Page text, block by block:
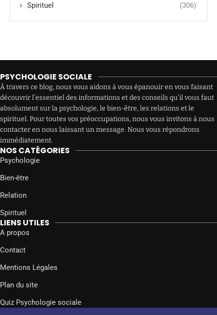
Spirituel (306)
PSYCHOLOGIE SOCIALE
À travers ce blog, nous vous aidons à vous épanouir en vous faisant
découvrir l’essentiel des informations et des conseils qu’il vous faut
absolument sur la psychologie, le bien-être, les relations et le
spirituel. Pour toutes vos préoccupations, nous vous invitons à nous
contacter en nous laissant un message. Nous vous répondrons
immédiatement.
NOS CATÉGORIES
Psychologie
Bien-être
Relation
Spirituel
LIENS UTILES
A propos
Contact
Mentions Légales
Plan du site
Quiz Psychologie sociale